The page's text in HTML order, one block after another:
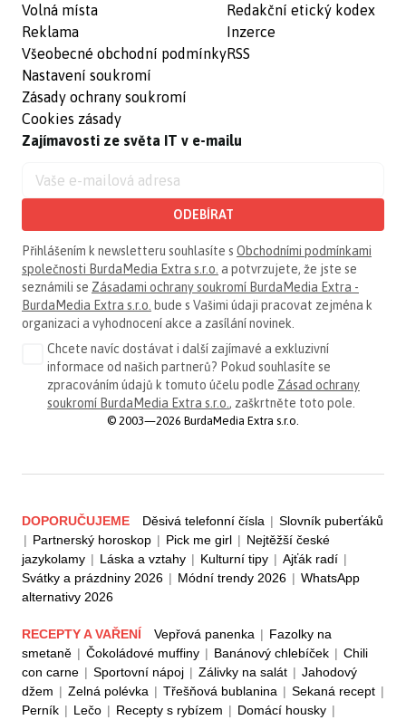
Volná místa
Reklama
Všeobecné obchodní podmínky
Nastavení soukromí
Zásady ochrany soukromí
Cookies zásady
Redakční etický kodex
Inzerce
RSS
Zajímavosti ze světa IT v e-mailu
ODEBÍRAT
Přihlášením k newsletteru souhlasíte s Obchodními podmínkami
společnosti BurdaMedia Extra s.r.o. a potvrzujete, že jste se
seznámili se Zásadami ochrany soukromí BurdaMedia Extra -
BurdaMedia Extra s.r.o. bude s Vašimi údaji pracovat zejména k
organizaci a vyhodnocení akce a zasílání novinek.
Chcete navíc dostávat i další zajímavé a exkluzivní
informace od našich partnerů? Pokud souhlasíte se
zpracováním údajů k tomuto účelu podle Zásad ochrany
soukromí BurdaMedia Extra s.r.o. , zaškrtněte toto pole.
© 2003—2026 BurdaMedia Extra s.r.o.
DOPORUČUJEME Děsivá telefonní čísla | Slovník puberťáků
| Partnerský horoskop | Pick me girl | Nejtěžší české
jazykolamy | Láska a vztahy | Kulturní tipy | Ajťák radí |
Svátky a prázdniny 2026 | Módní trendy 2026 | WhatsApp
alternativy 2026
RECEPTY A VAŘENÍ Vepřová panenka | Fazolky na
smetaně | Čokoládové muffiny | Banánový chlebíček | Chili
con carne | Sportovní nápoj | Zálivky na salát | Jahodový
džem | Zelná polévka | Třešňová bublanina | Sekaná recept |
Perník | Lečo | Recepty s rybízem | Domácí housky |